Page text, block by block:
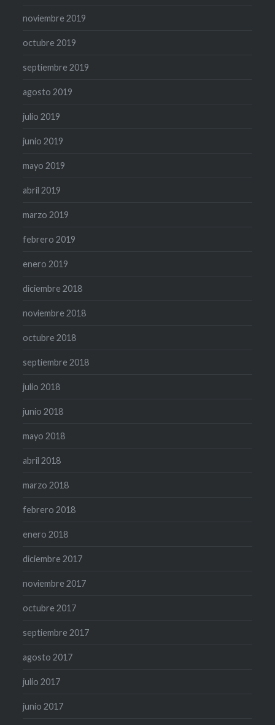
noviembre 2019
octubre 2019
septiembre 2019
agosto 2019
julio 2019
junio 2019
mayo 2019
abril 2019
marzo 2019
febrero 2019
enero 2019
diciembre 2018
noviembre 2018
octubre 2018
septiembre 2018
julio 2018
junio 2018
mayo 2018
abril 2018
marzo 2018
febrero 2018
enero 2018
diciembre 2017
noviembre 2017
octubre 2017
septiembre 2017
agosto 2017
julio 2017
junio 2017